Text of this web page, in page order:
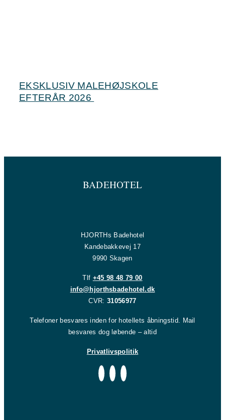
EKSKLUSIV MALEHØJSKOLE
EFTERÅR 2026
BADEHOTEL
HJORTHs Badehotel
Kandebakkevej 17
9990 Skagen
Tlf +45 98 48 79 00
info@hjorthsbadehotel.dk
CVR:31056977
Telefoner besvares inden for hotellets åbningstid. Mail
besvares dog løbende – altid
Privatlivspolitik